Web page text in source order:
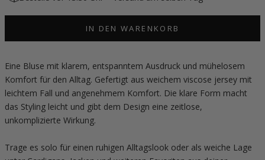
IN DEN WARENKORB
Eine Bluse mit klarem, entspanntem Ausdruck und mühelosem
Komfort für den Alltag. Gefertigt aus weichem viscose jersey mit
leichtem Fall und angenehmem Komfort. Die klare Form macht
das Styling leicht und gibt dem Design eine zeitlose,
unkomplizierte Wirkung.
Trage es solo für einen ruhigen Alltagslook oder als weiche Lage